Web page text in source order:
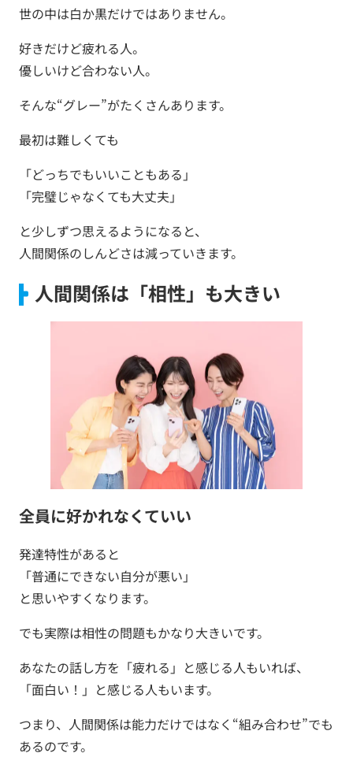
世の中は白か黒だけではありません。
好きだけど疲れる人。
優しいけど合わない人。
そんな“グレー”がたくさんあります。
最初は難しくても
「どっちでもいいこともある」
「完璧じゃなくても大丈夫」
と少しずつ思えるようになると、
人間関係のしんどさは減っていきます。
人間関係は「相性」も大きい
全員に好かれなくていい
発達特性があると
「普通にできない自分が悪い」
と思いやすくなります。
でも実際は相性の問題もかなり大きいです。
あなたの話し方を「疲れる」と感じる人もいれば、
「面白い！」と感じる人もいます。
つまり、人間関係は能力だけではなく“組み合わせ”でも
あるのです。